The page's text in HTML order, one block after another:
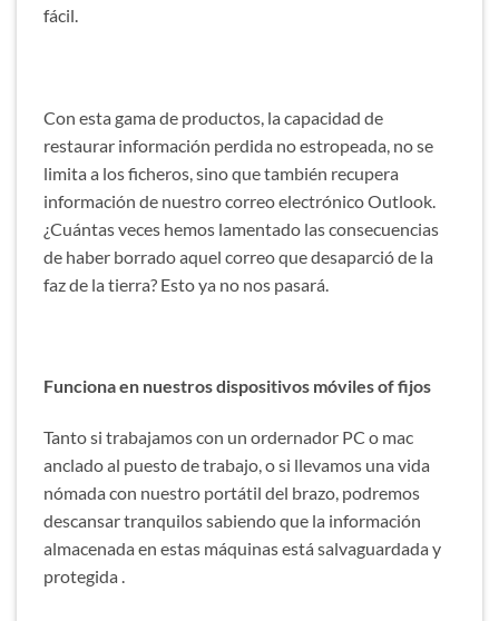
fácil.
Con esta gama de productos, la capacidad de
restaurar información perdida no estropeada, no se
limita a los ficheros, sino que también recupera
información de nuestro correo electrónico Outlook.
¿Cuántas veces hemos lamentado las consecuencias
de haber borrado aquel correo que desaparció de la
faz de la tierra? Esto ya no nos pasará.
Funciona en nuestros dispositivos móviles of fijos
Tanto si trabajamos con un ordernador PC o mac
anclado al puesto de trabajo, o si llevamos una vida
nómada con nuestro portátil del brazo, podremos
descansar tranquilos sabiendo que la información
almacenada en estas máquinas está salvaguardada y
protegida .